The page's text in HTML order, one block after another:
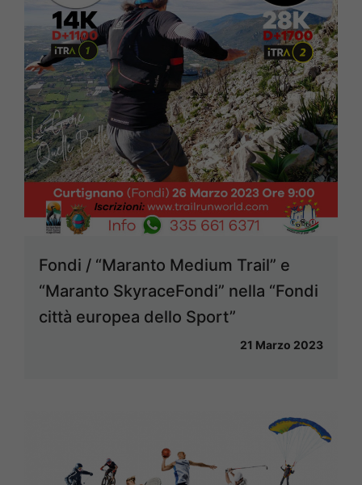
Fondi / “Maranto Medium Trail” e
“Maranto SkyraceFondi” nella “Fondi
città europea dello Sport”
21 Marzo 2023